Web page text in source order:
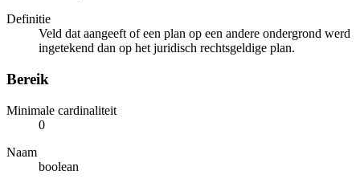
Definitie
Veld dat aangeeft of een plan op een andere ondergrond werd
ingetekend dan op het juridisch rechtsgeldige plan.
Bereik
Minimale cardinaliteit
0
Naam
boolean